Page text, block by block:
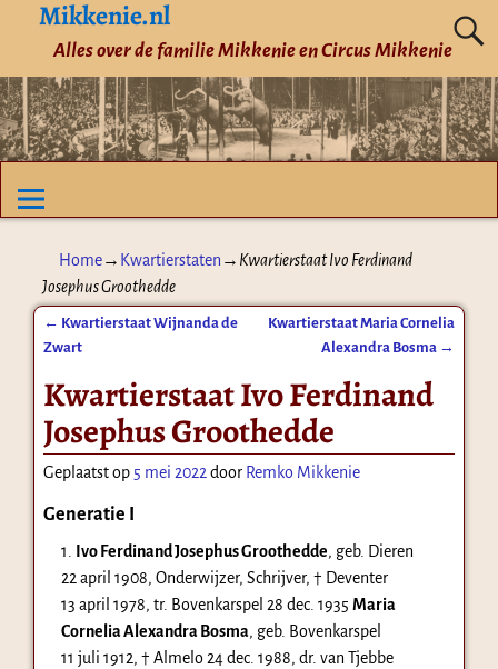
Mikkenie.nl
Alles over de familie Mikkenie en Circus Mikkenie
Home→ Kwartierstaten → Kwartierstaat Ivo Ferdinand
Josephus Groothedde
Bericht navigatie
← Kwartierstaat Wijnanda de
Zwart
Kwartierstaat Maria Cornelia
Alexandra Bosma →
Kwartierstaat Ivo Ferdinand
Josephus Groothedde
Geplaatst op 5 mei 2022 door Remko Mikkenie
Generatie I
1. Ivo Ferdinand Josephus Groothedde, geb. Dieren
22 april 1908, Onderwijzer, Schrijver, † Deventer
13 april 1978, tr. Bovenkarspel 28 dec. 1935 Maria
Cornelia Alexandra Bosma, geb. Bovenkarspel
11 juli 1912, † Almelo 24 dec. 1988, dr. van Tjebbe